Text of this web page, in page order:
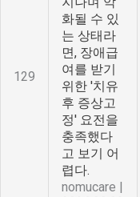
129
화될 수 있
는 상태라
면, 장애급
여를 받기
위한 '치유
후 증상고
정' 요전을
충족했다
고 보기 어
렵다.
nomucare |